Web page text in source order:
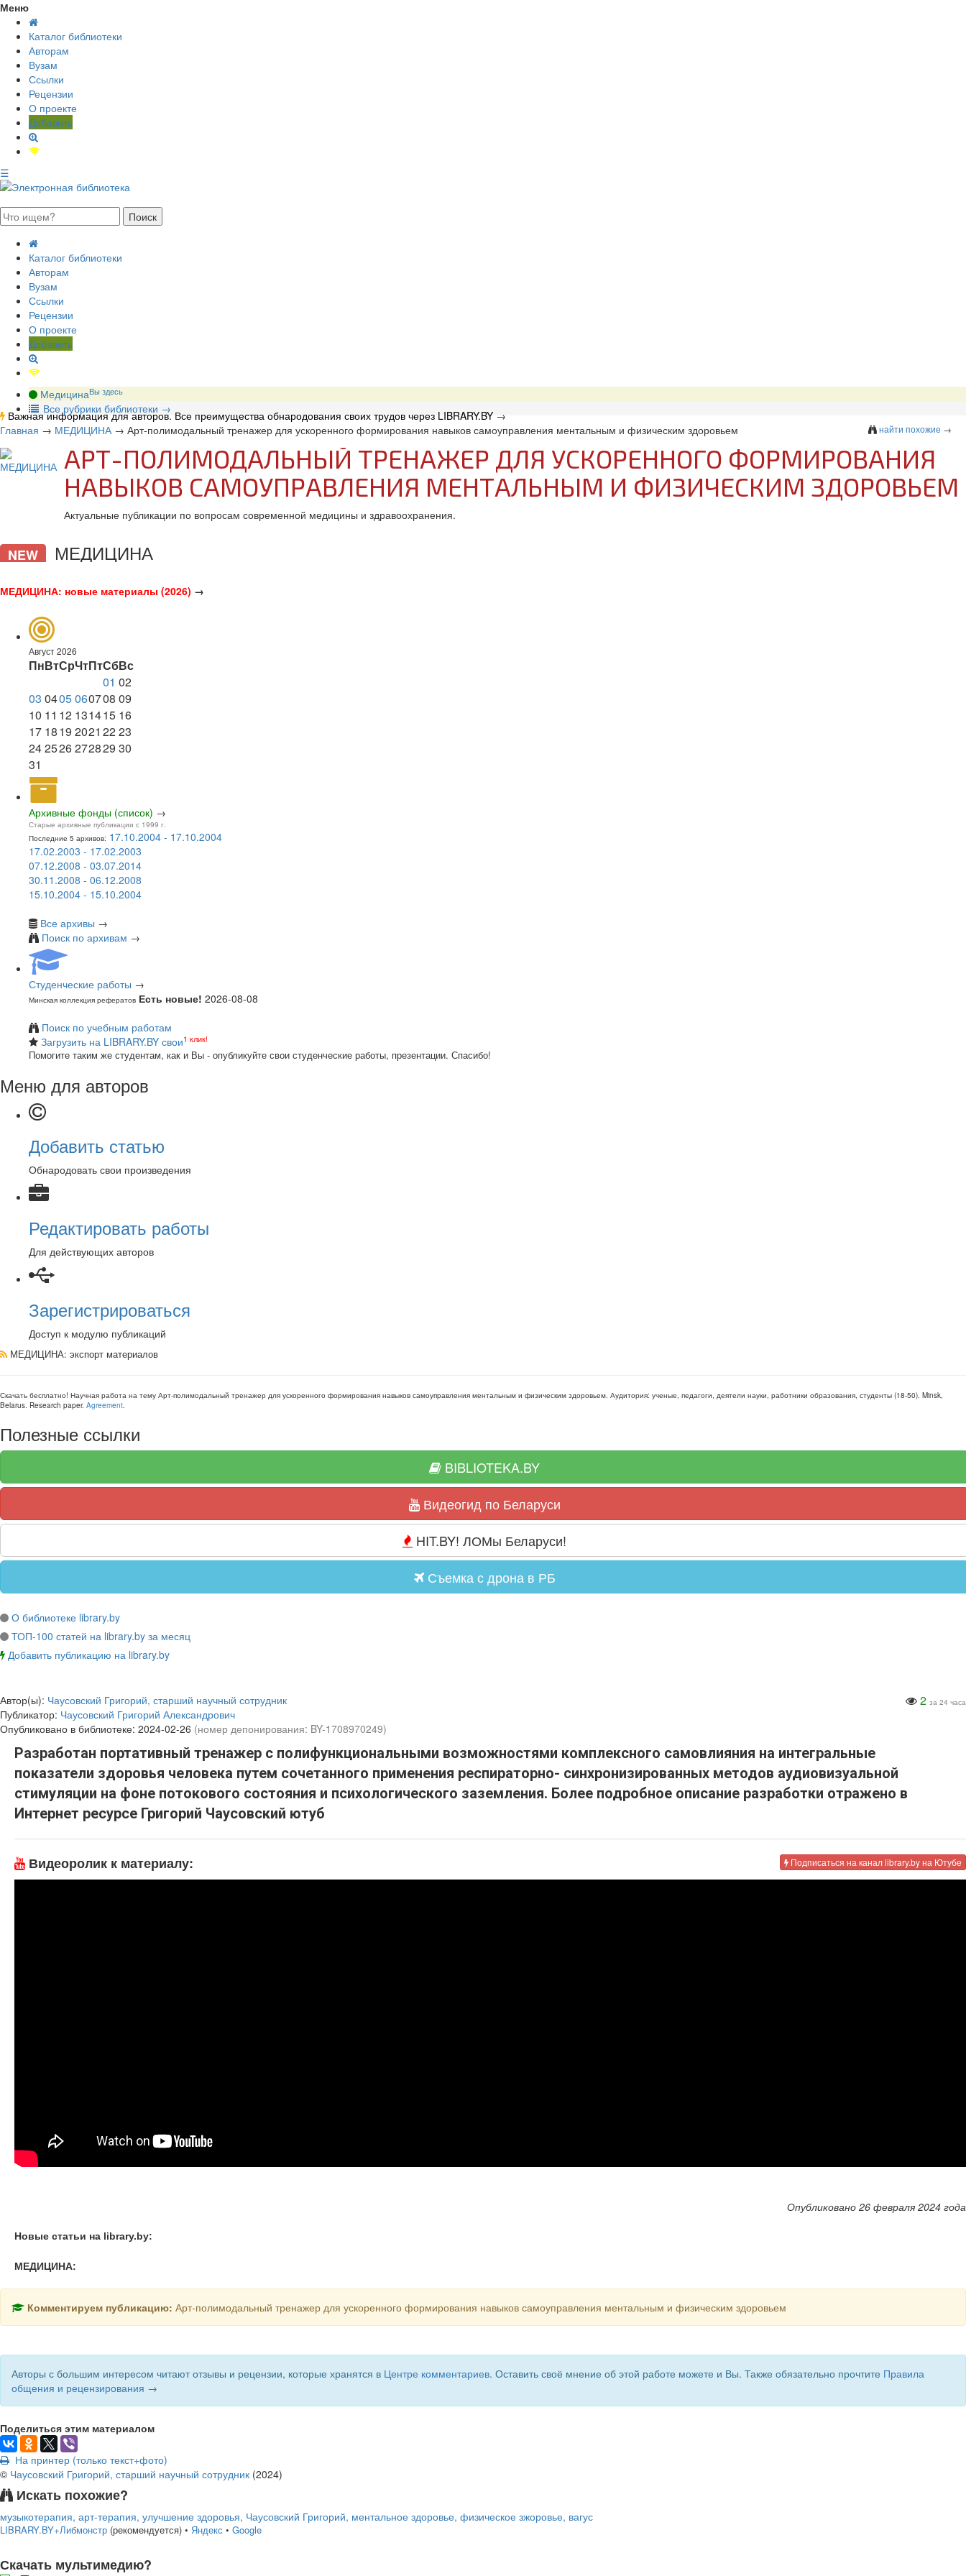
Меню
Каталог библиотеки
Авторам
Вузам
Ссылки
Рецензии
О проекте
Добавить
☰
Каталог библиотеки
Авторам
Вузам
Ссылки
Рецензии
О проекте
Добавить
МедицинаВы здесь
Все рубрики библиотеки →
Важная информация для авторов. Все преимущества обнародования своих трудов через LIBRARY.BY →
найти похожие →
Главная → МЕДИЦИНА→ Арт-полимодальный тренажер для ускоренного формирования навыков самоуправления ментальным и физическим здоровьем
АРТ-ПОЛИМОДАЛЬНЫЙ ТРЕНАЖЕР ДЛЯ УСКОРЕННОГО ФОРМИРОВАНИЯ
НАВЫКОВ САМОУПРАВЛЕНИЯ МЕНТАЛЬНЫМ И ФИЗИЧЕСКИМ ЗДОРОВЬЕМ
Актуальные публикации по вопросам современной медицины и здравоохранения.
NEW МЕДИЦИНА
МЕДИЦИНА: новые материалы (2026) →
Август 2026
ПнВтСрЧтПтСбВс
01 02
03 0405060708 09
10 11 12 131415 16
17 1819 2021 2223
242526272829 30
31
Архивные фонды (список) →
Старые архивные публикации с 1999 г.
Последние 5 архивов: 17.10.2004 - 17.10.2004
17.02.2003 - 17.02.2003
07.12.2008 - 03.07.2014
30.11.2008 - 06.12.2008
15.10.2004 - 15.10.2004
Все архивы →
Поиск по архивам →
Студенческие работы →
Минская коллекция рефератов Есть новые! 2026-08-08
Поиск по учебным работам
Загрузить на LIBRARY.BY свои1 клик!
Помогите таким же студентам, как и Вы - опубликуйте свои студенческие работы, презентации. Спасибо!
Меню для авторов
Добавить статью
Обнародовать свои произведения
Редактировать работы
Для действующих авторов
Зарегистрироваться
Доступ к модулю публикаций
МЕДИЦИНА: экспорт материалов
Скачать бесплатно! Научная работа на тему Арт-полимодальный тренажер для ускоренного формирования навыков самоуправления ментальным и физическим здоровьем. Аудитория: ученые, педагоги, деятели науки, работники образования, студенты (18-50). Minsk,
Belarus. Research paper. Agreement.
Полезные ссылки
BIBLIOTEKA.BY
Видеогид по Беларуси
HIT.BY! ЛОМы Беларуси!
Съемка с дрона в РБ
О библиотеке library.by
ТОП-100 статей на library.by за месяц
Добавить публикацию на library.by
2 за 24 часа
Автор(ы): Чаусовский Григорий, старший научный сотрудник
Публикатор: Чаусовский Григорий Александрович
Опубликовано в библиотеке: 2024-02-26 (номер депонирования: BY-1708970249)
Разработан портативный тренажер с полифункциональными возможностями комплексного самовлияния на интегральные
показатели здоровья человека путем сочетанного применения респираторно- синхронизированных методов аудиовизуальной
стимуляции на фоне потокового состояния и психологического заземления. Более подробное описание разработки отражено в
Интернет ресурсе Григорий Чаусовский ютуб
Подписаться на канал library.by на Ютубе
Видеоролик к материалу:
Опубликовано 26 февраля 2024 года
Новые статьи на library.by:
МЕДИЦИНА:
Комментируем публикацию: Арт-полимодальный тренажер для ускоренного формирования навыков самоуправления ментальным и физическим здоровьем
Авторы с большим интересом читают отзывы и рецензии, которые хранятся в Центре комментариев. Оставить своё мнение об этой работе можете и Вы. Также обязательно прочтите Правила
общения и рецензирования →
Поделиться этим материалом
На принтер (только текст+фото)
© Чаусовский Григорий, старший научный сотрудник (2024)
Искать похожие?
музыкотерапия, арт-терапия, улучшение здоровья, Чаусовский Григорий, ментальное здоровье, физическое зжоровье, вагус
LIBRARY.BY+Либмонстр (рекомендуется) • Яндекс • Google
Скачать мультимедию?